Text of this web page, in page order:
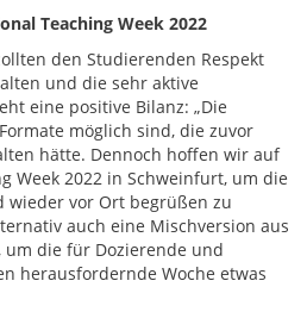
Teaching Week 2022
den Studierenden Respekt
und die sehr aktive
eine positive Bilanz: „Die
möglich sind, die zuvor
hätte. Dennoch hoffen wir auf
Week 2022 in Schweinfurt, um die
wieder vor Ort begrüßen zu
auch eine Mischversion aus
um die für Dozierende und
herausfordernde Woche etwas